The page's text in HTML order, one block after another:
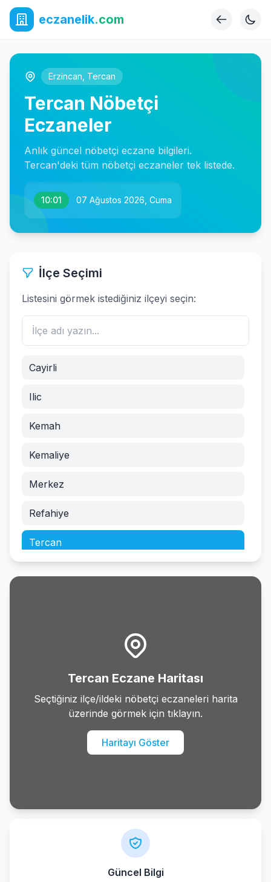
eczanelik.com
Erzincan Tercan
Tercan Nöbetçi
Eczaneler
Anlık güncel nöbetçi eczane bilgileri.
Tercan'deki tüm nöbetçi eczaneler tek listede.
10:01 07 Ağustos 2026, Cuma
İlçe Seçimi
Listesini görmek istediğiniz ilçeyi seçin:
Cayirli
Ilic
Kemah
Kemaliye
Merkez
Refahiye
Tercan
Tercan Eczane Haritası
Seçtiğiniz ilçe/ildeki nöbetçi eczaneleri harita
üzerinde görmek için tıklayın.
Haritayı Göster
Güncel Bilgi